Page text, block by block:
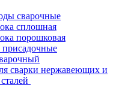
сварочные
сплошная
порошковая
сварки нержавеющих и